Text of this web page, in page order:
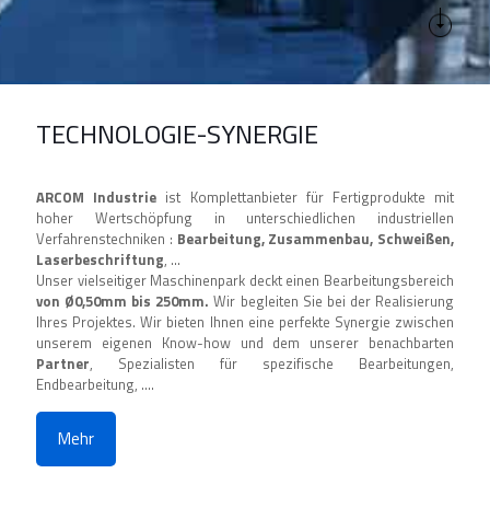
TECHNOLOGIE-SYNERGIE
ARCOM Industrie ist Komplettanbieter für Fertigprodukte mit
hoher Wertschöpfung in unterschiedlichen industriellen
Verfahrenstechniken : Bearbeitung, Zusammenbau, Schweißen,
Laserbeschriftung, …
Unser vielseitiger Maschinenpark deckt einen Bearbeitungsbereich
von Ø0,50mm bis 250mm. Wir begleiten Sie bei der Realisierung
Ihres Projektes. Wir bieten Ihnen eine perfekte Synergie zwischen
unserem eigenen Know-how und dem unserer benachbarten
Partner, Spezialisten für spezifische Bearbeitungen,
Endbearbeitung, ....
Mehr